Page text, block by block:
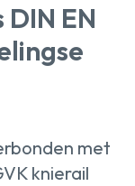
EN
met
knierail